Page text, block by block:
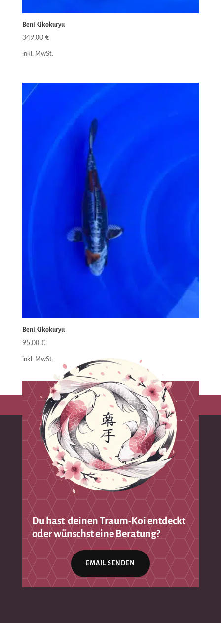
Beni Kikokuryu
349,00 €
inkl. MwSt.
Beni Kikokuryu
95,00 €
inkl. MwSt.
Du hast deinen Traum-Koi entdeckt
oder wünschst eine Beratung?
EMAIL SENDEN